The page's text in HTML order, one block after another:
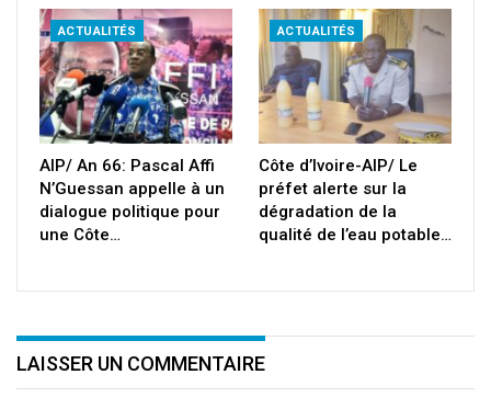
ACTUALITÉS
AIP/ An 66: Pascal Affi
N’Guessan appelle à un
dialogue politique pour
une Côte…
ACTUALITÉS
Côte d’Ivoire-AIP/ Le
préfet alerte sur la
dégradation de la
qualité de l’eau potable…
LAISSER UN COMMENTAIRE